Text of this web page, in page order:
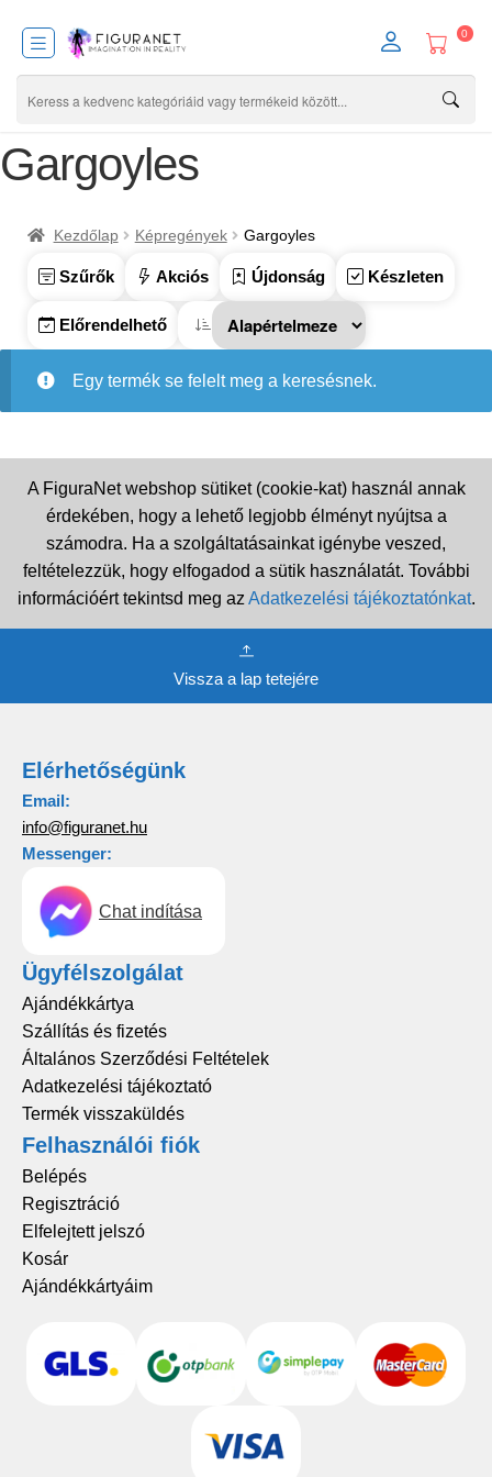
0
Gargoyles
Kezdőlap Képregények Gargoyles
Szűrők Akciós Újdonság Készleten
Előrendelhető
Egy termék se felelt meg a keresésnek.
A FiguraNet webshop sütiket (cookie-kat) használ annak
érdekében, hogy a lehető legjobb élményt nyújtsa a
számodra. Ha a szolgáltatásainkat igénybe veszed,
feltételezzük, hogy elfogadod a sütik használatát. További
információért tekintsd meg az Adatkezelési tájékoztatónkat.
Vissza a lap tetejére
Elérhetőségünk
Email:
info@figuranet.hu
Messenger:
Chat indítása
Ügyfélszolgálat
Ajándékkártya
Szállítás és fizetés
Általános Szerződési Feltételek
Adatkezelési tájékoztató
Termék visszaküldés
Felhasználói fiók
Belépés
Regisztráció
Elfelejtett jelszó
Kosár
Ajándékkártyáim